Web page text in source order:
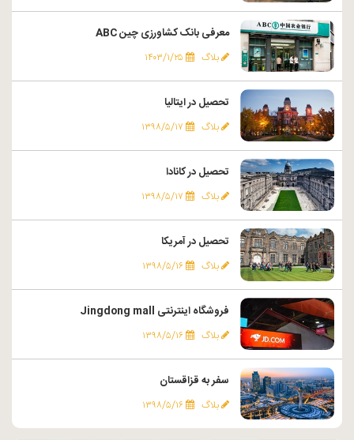
معرفی بانک کشاورزی چین ABC
بلاگ ۱۴۰۳/۱/۲۵
تحصیل در ایتالیا
بلاگ ۱۳۹۸/۵/۱۷
تحصیل در کانادا
بلاگ ۱۳۹۸/۵/۱۷
تحصیل در آمریکا
بلاگ ۱۳۹۸/۵/۱۶
فروشگاه اینترنتی Jingdong mall
بلاگ ۱۳۹۸/۵/۱۶
سفر به قزاقستان
بلاگ ۱۳۹۸/۵/۱۶